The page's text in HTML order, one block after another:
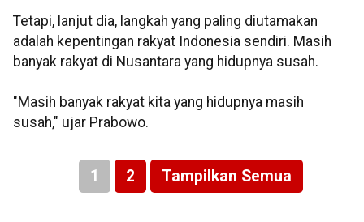
Tetapi, lanjut dia, langkah yang paling diutamakan
adalah kepentingan rakyat Indonesia sendiri. Masih
banyak rakyat di Nusantara yang hidupnya susah.
"Masih banyak rakyat kita yang hidupnya masih
susah," ujar Prabowo.
1 2 Tampilkan Semua